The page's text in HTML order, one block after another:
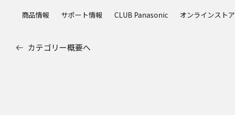
商品情報 サポート情報 CLUB Panasonic オンラインストア
カテゴリー概要へ